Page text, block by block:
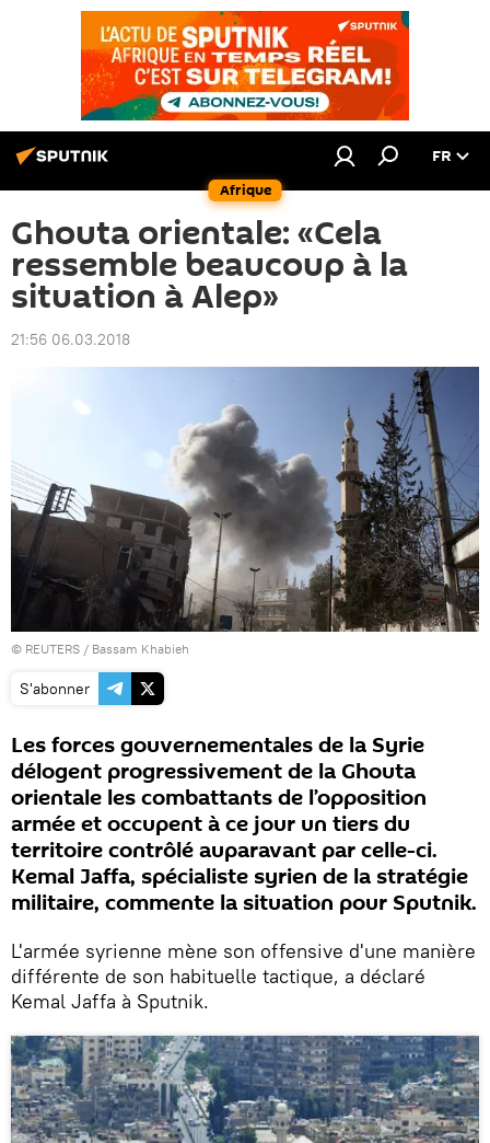
Afrique
FR
Ghouta orientale: «Cela
ressemble beaucoup à la
situation à Alep»
21:56 06.03.2018
© REUTERS / Bassam Khabieh
S'abonner
Les forces gouvernementales de la Syrie
délogent progressivement de la Ghouta
orientale les combattants de l’opposition
armée et occupent à ce jour un tiers du
territoire contrôlé auparavant par celle-ci.
Kemal Jaffa, spécialiste syrien de la stratégie
militaire, commente la situation pour Sputnik.
L'armée syrienne mène son offensive d'une manière
différente de son habituelle tactique, a déclaré
Kemal Jaffa à Sputnik.